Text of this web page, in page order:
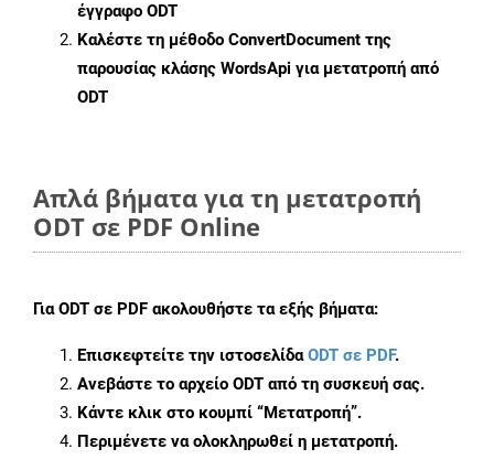
έγγραφο ODT
Καλέστε τη μέθοδο ConvertDocument της
παρουσίας κλάσης WordsApi για μετατροπή από
ODT
Απλά βήματα για τη μετατροπή
ODT σε PDF Online
ΓιαODT σε PDF ακολουθήστε τα εξής βήματα:
Επισκεφτείτε την ιστοσελίδαODT σε PDF.
Ανεβάστε το αρχείο ODT από τη συσκευή σας.
Κάντε κλικ στο κουμπί “Μετατροπή”.
Περιμένετε να ολοκληρωθεί η μετατροπή.